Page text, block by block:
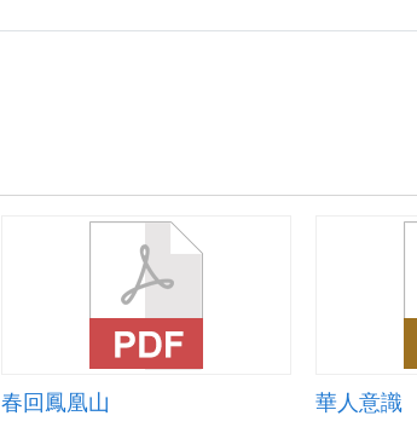
春回鳳凰山 華人意識